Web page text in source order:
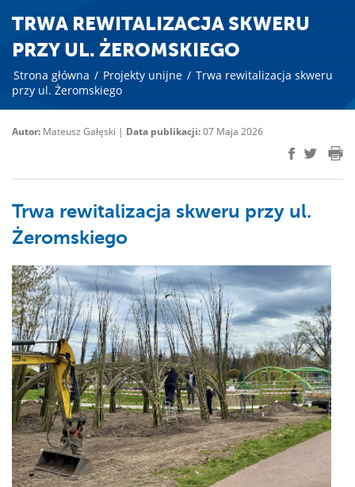
TRWA REWITALIZACJA SKWERU
PRZY UL. ŻEROMSKIEGO
Strona główna / Projekty unijne / Trwa rewitalizacja skweru
przy ul. Żeromskiego
Autor: Mateusz Gałęski | Data publikacji:07 Maja 2026
Trwa rewitalizacja skweru przy ul.
Żeromskiego